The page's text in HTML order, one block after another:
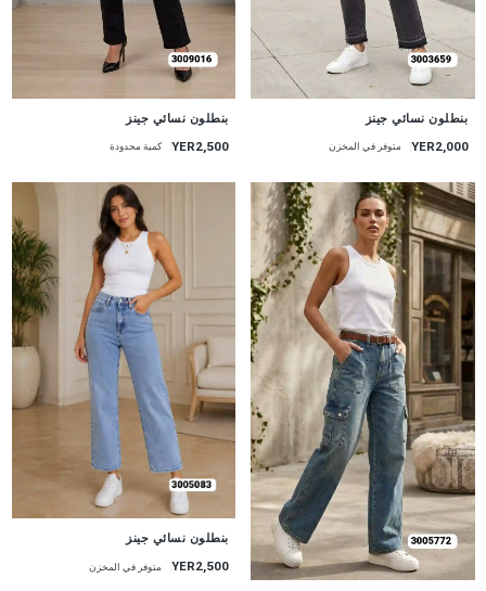
بنطلون نسائي جينز
YER2,000 متوفر في المخزن
بنطلون نسائي جينز
YER2,500 كمية محدودة
بنطلون نسائي جينز
YER2,500 متوفر في المخزن